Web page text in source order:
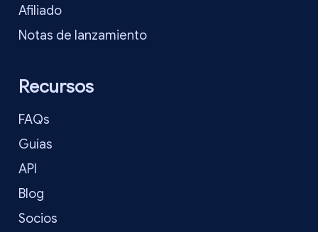
Afiliado
Notas de lanzamiento
Recursos
FAQs
Guías
API
Blog
Socios